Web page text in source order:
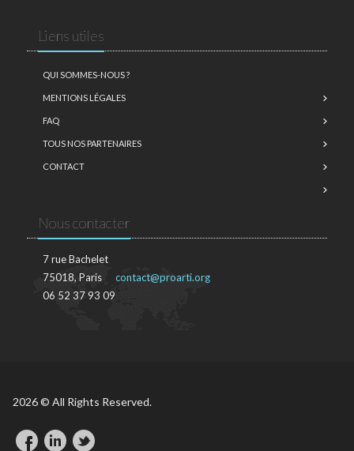
Liens utiles
QUI SOMMES-NOUS ?
MENTIONS LÉGALES
FAQ
TOUS NOS PARTENAIRES
CONTACT
Nous contacter
7 rue Bachelet
75018, Paris
06 52 37 93 09
contact@proarti.org
2026 © All Rights Reserved.